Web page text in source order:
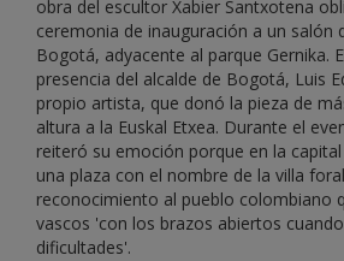
obra del escultor Xabier Santxotena
ceremonia de inauguración a un salón
Bogotá, adyacente al parque Gernika.
presencia del alcalde de Bogotá, Luis
propio artista, que donó la pieza de
altura a la Euskal Etxea. Durante el
reiteró su emoción porque en la
una plaza con el nombre de la villa
reconocimiento al pueblo colombiano
vascos 'con los brazos abiertos
dificultades'.